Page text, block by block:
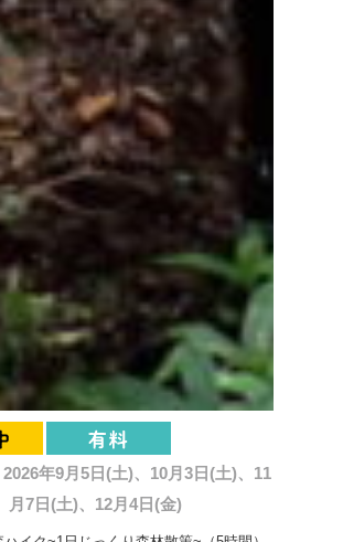
2026年9月5日(土)、10月3日(土)、11
月7日(土)、12月4日(金)